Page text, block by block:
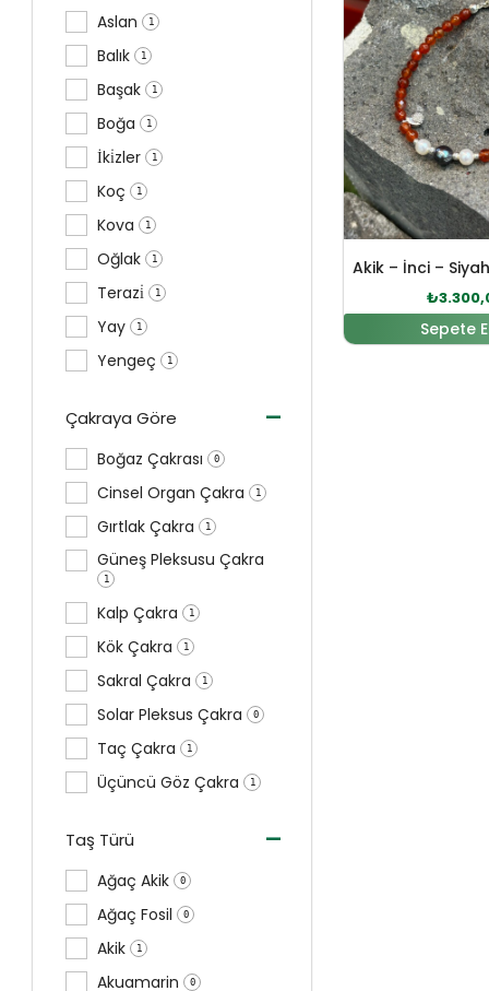
Aslan 1
Balık 1
Başak 1
Boğa 1
İki̇zler 1
Koç 1
Kova 1
Oğlak 1
Terazi̇ 1
Yay 1
Yengeç 1
Çakraya Göre -
Boğaz Çakrası 0
Cinsel Organ Çakra 1
Gırtlak Çakra 1
Güneş Pleksusu Çakra
1
Kalp Çakra 1
Kök Çakra 1
Sakral Çakra 1
Solar Pleksus Çakra 0
Taç Çakra 1
Üçüncü Göz Çakra 1
Taş Türü -
Ağaç Akik 0
Ağaç Fosil 0
Akik 1
Akuamarin 0
₺
Sepete